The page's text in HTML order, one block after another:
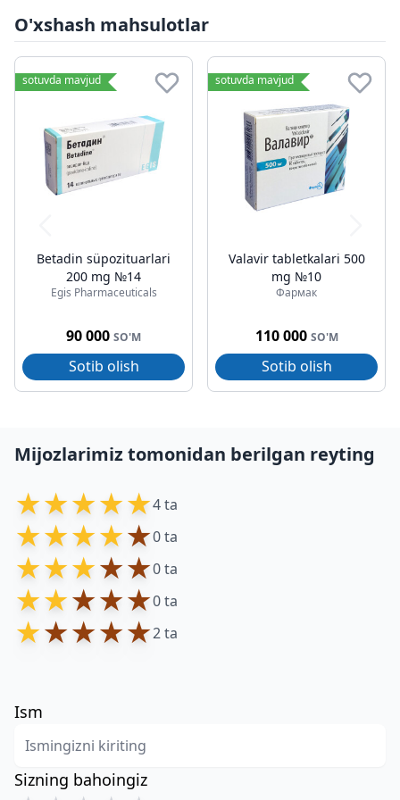
O'xshash mahsulotlar
sotuvda mavjud
Betadin süpozituarlari
200 mg №14
Egis Pharmaceuticals
90 000 SO'M
Sotib olish
sotuvda mavjud
Valavir tabletkalari 500
mg №10
Фармак
110 000 SO'M
Sotib olish
Mijozlarimiz tomonidan berilgan reyting
★★★★★4 ta
★★★★★0 ta
★★★★★0 ta
★★★★★0 ta
★★★★★2 ta
Ism
Sizning bahoingiz